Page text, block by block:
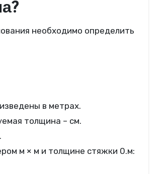
необходимо определить
в метрах.
толщина – см.
м × м и толщине стяжки 0.м: